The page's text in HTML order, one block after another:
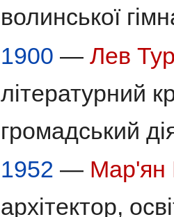
волинської
1900 —Лев
літературний
громадський
1952 — Мар'ян
архітектор,